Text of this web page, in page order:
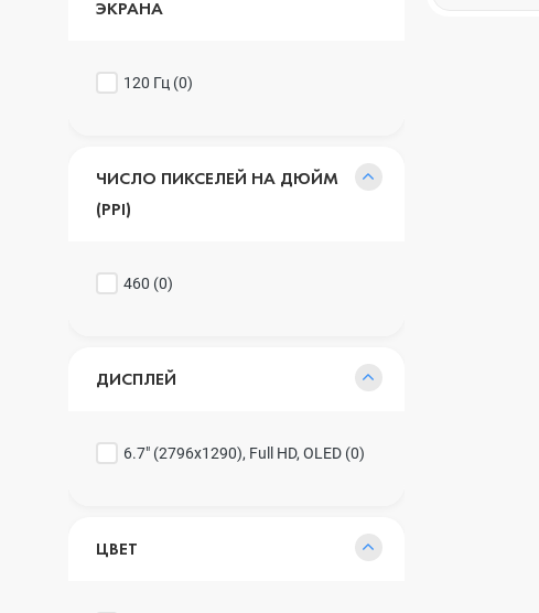
ЭКРАНА
120 Гц (0)
ЧИСЛО ПИКСЕЛЕЙ НА ДЮЙМ
(PPI)
460 (0)
ДИСПЛЕЙ
6.7" (2796x1290), Full HD, OLED (0)
ЦВЕТ